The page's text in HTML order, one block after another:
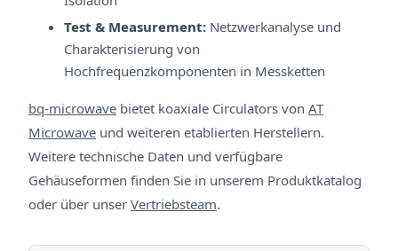
Test & Measurement: Netzwerkanalyse und
Charakterisierung von
Hochfrequenzkomponenten in Messketten
bq-microwave bietet koaxiale Circulators von AT
Microwave und weiteren etablierten Herstellern.
Weitere technische Daten und verfügbare
Gehäuseformen finden Sie in unserem Produktkatalog
oder über unser Vertriebsteam.